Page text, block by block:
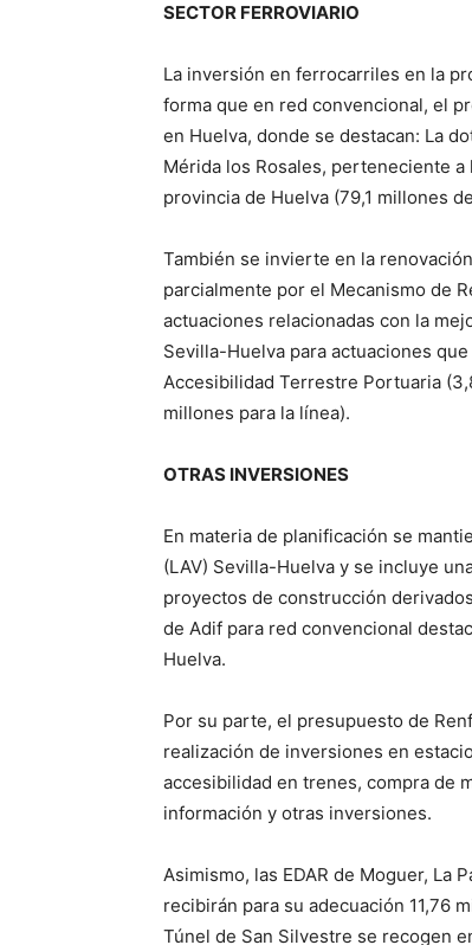
SECTOR FERROVIARIO
La inversión en ferrocarriles en la
forma que en red convencional, el
en Huelva, donde se destacan: La
Mérida los Rosales, perteneciente
provincia de Huelva (79,1 millones
También se invierte en la
parcialmente por el Mecanismo de
actuaciones relacionadas con la
Sevilla-Huelva para actuaciones
Accesibilidad Terrestre Portuaria
millones para la línea).
OTRAS INVERSIONES
En materia de planificación se
(LAV) Sevilla-Huelva y se incluye
proyectos de construcción
de Adif para red convencional
Huelva.
Por su parte, el presupuesto de
realización de inversiones en
accesibilidad en trenes, compra de
información y otras inversiones.
Asimismo, las EDAR de Moguer, La
recibirán para su adecuación 11,76
Túnel de San Silvestre se recogen